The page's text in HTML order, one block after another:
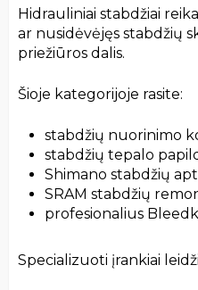
Hidrauliniai stabdžiai
ar nusidėvėjęs stabdžių
priežiūros dalis.
Šioje kategorijoje rasite:
stabdžių nuorinimo
stabdžių tepalo
Shimano stabdžių
SRAM stabdžių
profesionalius
Specializuoti įrankiai